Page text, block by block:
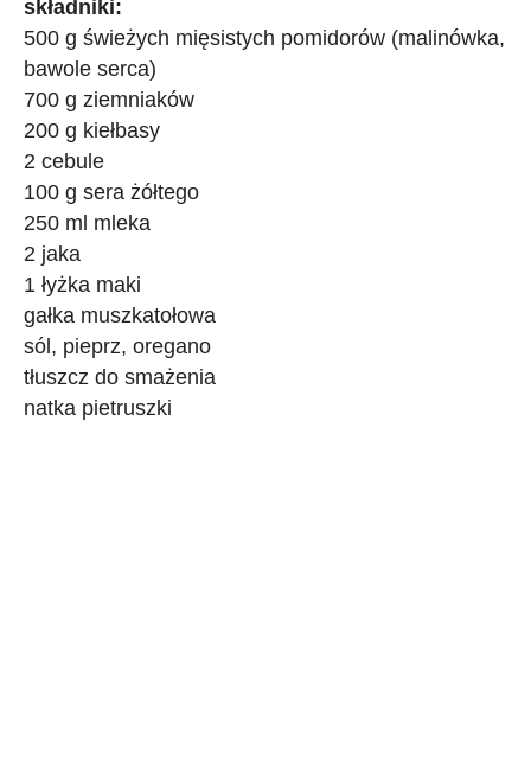
składniki:
500 g świeżych mięsistych pomidorów (malinówka,
bawole serca)
700 g ziemniaków
200 g kiełbasy
2 cebule
100 g sera żółtego
250 ml mleka
2 jaka
1 łyżka maki
gałka muszkatołowa
sól, pieprz, oregano
tłuszcz do smażenia
natka pietruszki